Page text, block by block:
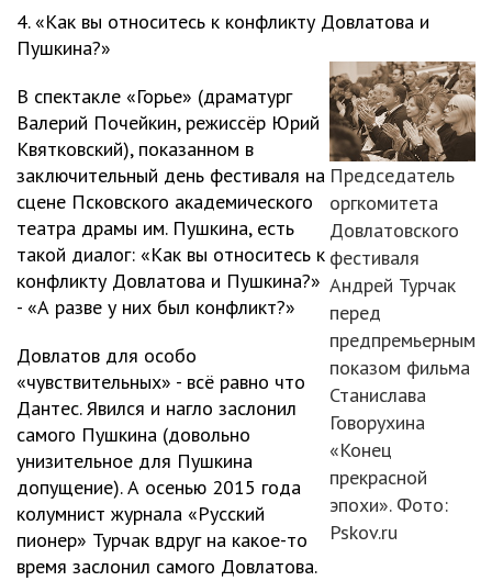
4. «Как вы относитесь к конфликту Довлатова и
Пушкина?»
Председатель
оргкомитета
Довлатовского
фестиваля
Андрей Турчак
перед
предпремьерным
показом фильма
Станислава
Говорухина
«Конец
прекрасной
эпохи». Фото:
Pskov.ru
В спектакле «Горье» (драматург
Валерий Почейкин, режиссёр Юрий
Квятковский), показанном в
заключительный день фестиваля на
сцене Псковского академического
театра драмы им. Пушкина, есть
такой диалог: «Как вы относитесь к
конфликту Довлатова и Пушкина?»
- «А разве у них был конфликт?»
Довлатов для особо
«чувствительных» - всё равно что
Дантес. Явился и нагло заслонил
самого Пушкина (довольно
унизительное для Пушкина
допущение). А осенью 2015 года
колумнист журнала «Русский
пионер» Турчак вдруг на какое-то
время заслонил самого Довлатова.